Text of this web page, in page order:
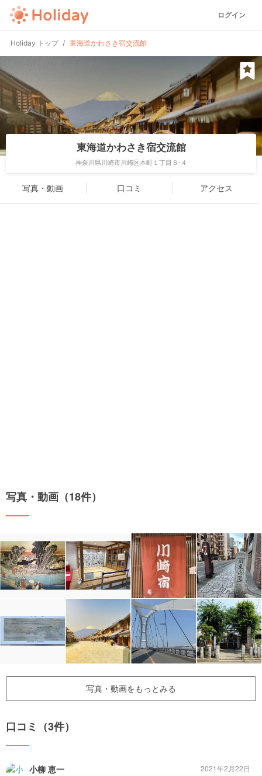
ログイン
Holiday トップ 東海道かわさき宿交流館
東海道かわさき宿交流館
神奈川県川崎市川崎区本町１丁目８-４
写真・動画 口コミ アクセス
写真・動画（18件）
写真・動画をもっとみる
口コミ（3件）
小柳 恵一
2021年2月22日